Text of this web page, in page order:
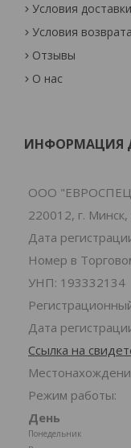
Условия
Условия возврата
Отзывы
О нас
ИНФОРМАЦИЯ
ООО
220012, г.
Дата
Номер в
УНП: 193332134
Дата
Ссылка на
Режим работы:
День
Понедельник